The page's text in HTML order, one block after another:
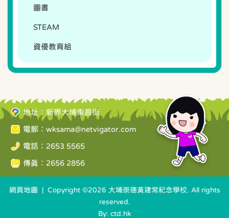
圖書
STEAM
資優教育組
地址：新界大埔東昌街
電郵： wksama@netvigator.com
電話：2653 5565
傳真：2656 2856
網頁地圖 | Copyright ©2026 大埔崇德黃建常紀念學校. All rights
reserved.
By: ctd.hk